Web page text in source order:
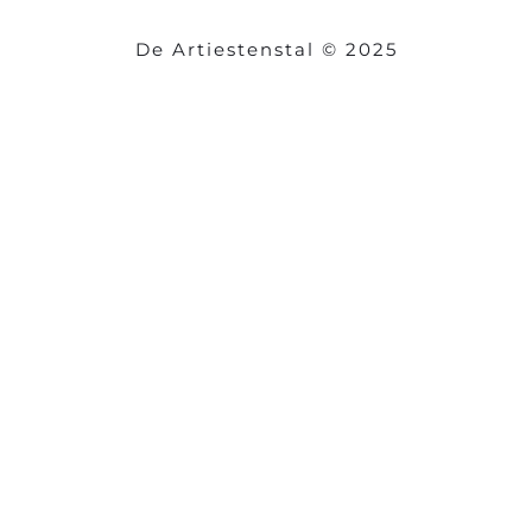
De Artiestenstal © 2025